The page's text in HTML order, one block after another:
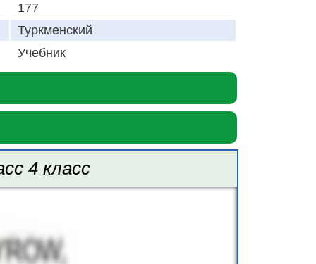
177
Туркменский
Учебник
4 класс